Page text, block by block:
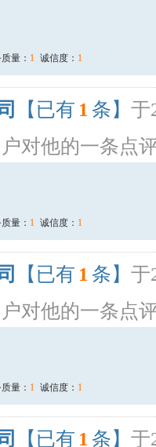
量： 1 诚信度： 1
【已有 1 条】 于
对他的一条点
量： 1 诚信度： 1
【已有 1 条】 于
对他的一条点
量： 1 诚信度： 1
【已有 1 条】 于